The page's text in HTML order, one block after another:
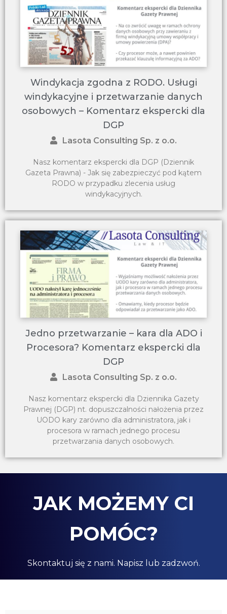
Windykacja zgodna z RODO. Usługi
windykacyjne i przetwarzanie danych
osobowych – Komentarz ekspercki dla
DGP
Lasota Consulting Sp. z o.o.
Nasz komentarz ekspercki dla DGP (Dziennik
Gazeta Prawna) - Jak się zabezpieczyć pod kątem
RODO w przypadku zlecenia usług
windykacyjnych.
Jedno przetwarzanie – kara dla ADO i
Procesora? Komentarz ekspercki dla
DGP
Lasota Consulting Sp. z o.o.
Nasz komentarz ekspercki dla Dziennika Gazety
Prawnej (DGP) nt. dopuszczalności nałożenia przez
UODO kary zarówno dla administratora, jak i
procesora w ramach jednego procesu
przetwarzania danych osobowych.
JAK MOŻEMY CI
POMÓC?
Skontaktuj się z nami. Napisz lub zadzwoń.